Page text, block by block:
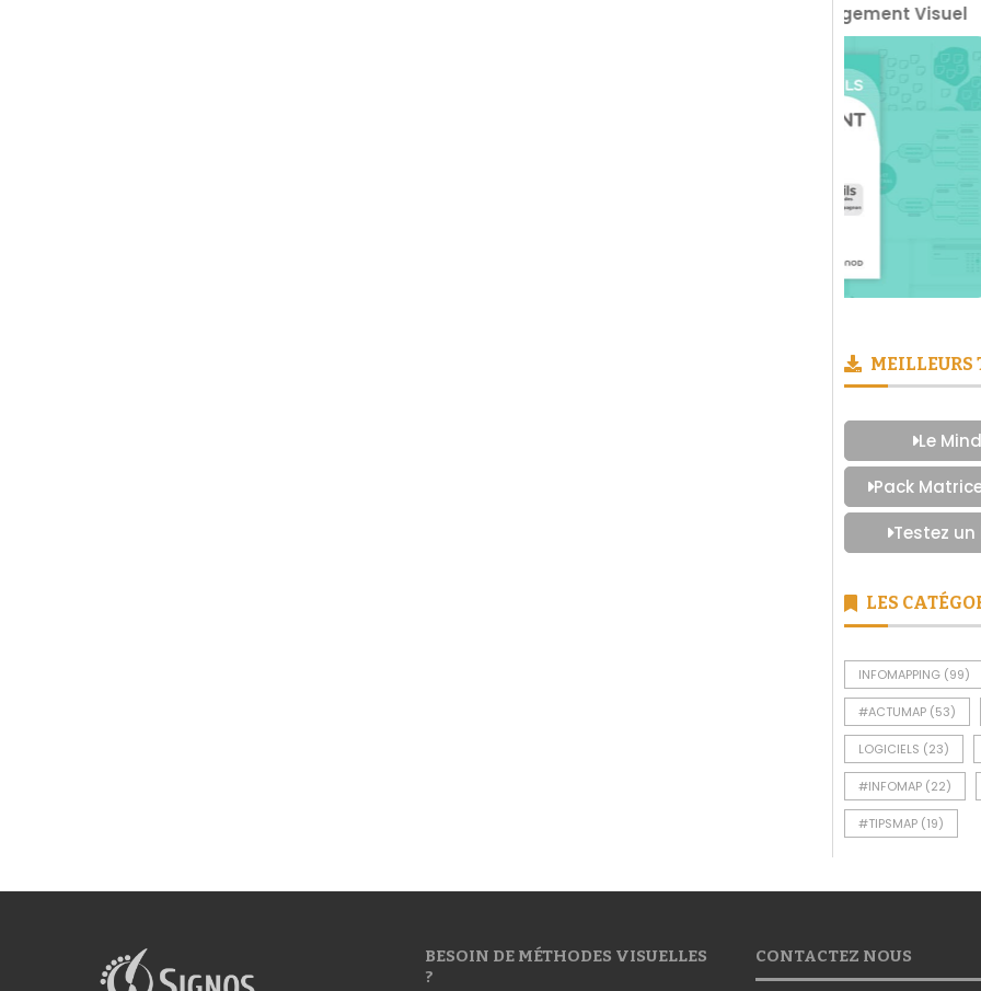
Prendre
MEILLEURS
Le
Pack
Testez
LES
INFOMAPPING (99)
#ACTUMAP (53)
LOGICIELS (23)
#INFOMAP (22)
#TIPSMAP (19)
BESOIN DE MÉTHODES VISUELLES
?
CONTACTEZ NOUS